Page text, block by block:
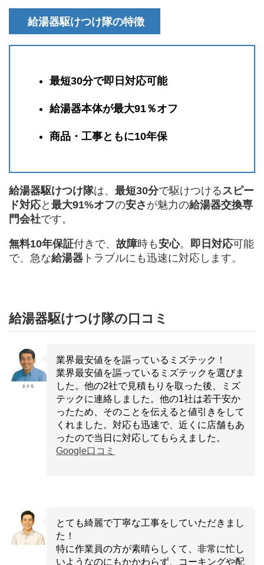
給湯器駆けつけ隊の特徴
最短30分で即日対応可能
給湯器本体が最大91％オフ
商品・工事ともに10年保
給湯器駆けつけ隊は、 最短30分で駆けつけるスピー
ド対応と 最大91%オフの安さ が魅力の給湯器交換専
門会社です。
無料10年保証付きで、 故障時も安心。 即日対応可能
で、急な給湯器 トラブルにも迅速に対応します。
給湯器駆けつけ隊の口コミ
まさる
業界最安値をを謳っているミズテック！
業界最安値を謳っているミズテックを選びま
した。他の2社で見積もりを取った後、ミズ
テックに連絡しました。他の1社は若干安か
ったため、そのことを伝えると値引きをして
くれました。対応も迅速で、近くに店舗もあ
ったので当日に対応してもらえました。
Google口コミ
とても綺麗で丁寧な工事をしていただきまし
た！
特に作業員の方が素晴らしくて、非常に忙し
いようなのにもかかわらず、コーキングや配